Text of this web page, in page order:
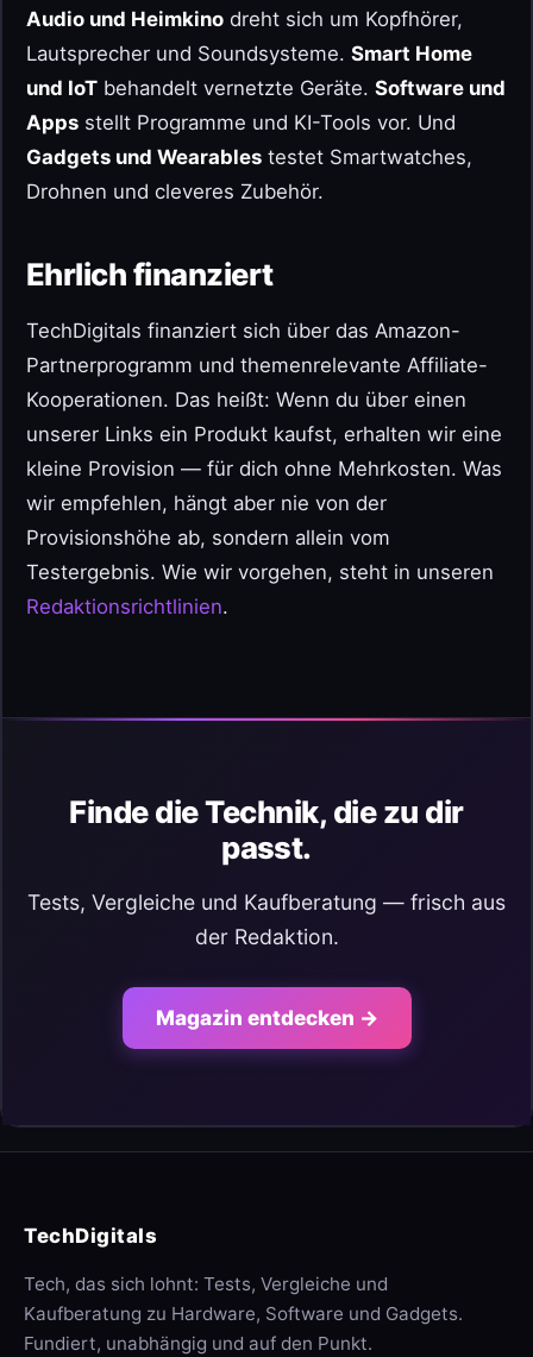
Audio und Heimkino dreht sich um Kopfhörer,
Lautsprecher und Soundsysteme. Smart Home
und IoT behandelt vernetzte Geräte. Software und
Apps stellt Programme und KI-Tools vor. Und
Gadgets und Wearables testet Smartwatches,
Drohnen und cleveres Zubehör.
Ehrlich finanziert
TechDigitals finanziert sich über das Amazon-
Partnerprogramm und themenrelevante Affiliate-
Kooperationen. Das heißt: Wenn du über einen
unserer Links ein Produkt kaufst, erhalten wir eine
kleine Provision — für dich ohne Mehrkosten. Was
wir empfehlen, hängt aber nie von der
Provisionshöhe ab, sondern allein vom
Testergebnis. Wie wir vorgehen, steht in unseren
Redaktionsrichtlinien.
Finde die Technik, die zu dir
passt.
Tests, Vergleiche und Kaufberatung — frisch aus
der Redaktion.
Magazin entdecken →
TechDigitals
Tech, das sich lohnt: Tests, Vergleiche und
Kaufberatung zu Hardware, Software und Gadgets.
Fundiert, unabhängig und auf den Punkt.